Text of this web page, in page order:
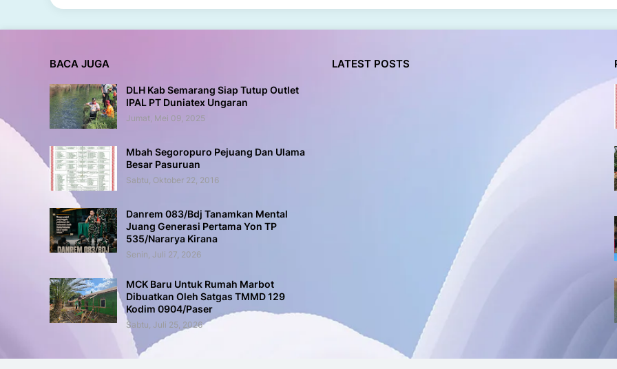
BACA JUGA
DLH Kab Semarang Siap Tutup Outlet
IPAL PT Duniatex Ungaran
Jumat, Mei 09, 2025
Mbah Segoropuro Pejuang Dan Ulama
Besar Pasuruan
Sabtu, Oktober 22, 2016
Danrem 083/Bdj Tanamkan Mental
Juang Generasi Pertama Yon TP
535/Nararya Kirana
Senin, Juli 27, 2026
MCK Baru Untuk Rumah Marbot
Dibuatkan Oleh Satgas TMMD 129
Kodim 0904/Paser
Sabtu, Juli 25, 2026
LATEST POSTS